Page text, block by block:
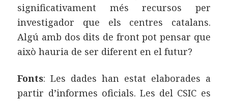
significativament més recursos per
investigador que els centres catalans.
Algú amb dos dits de front pot pensar que
això hauria de ser diferent en el futur?
Fonts: Les dades han estat elaborades a
partir d’informes oficials. Les del CSIC es